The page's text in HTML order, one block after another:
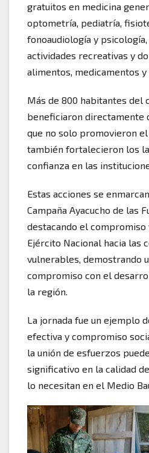
gratuitos en medicina
optometría, pediatría,
fonoaudiología y psicología,
actividades recreativas y
alimentos, medicamentos y
Más de 800 habitantes del
beneficiaron directamente
que no solo promovieron
también fortalecieron los
confianza en las
Estas acciones se
Campaña Ayacucho de las
destacando el
Ejército Nacional hacia las
vulnerables, demostrando
compromiso con el
la región.
La jornada fue un ejemplo
efectiva y compromiso
la unión de esfuerzos
significativo en la calidad
lo necesitan en el Medio